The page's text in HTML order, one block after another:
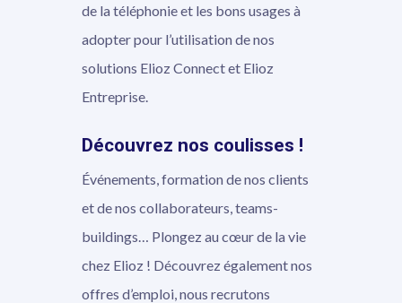
de la téléphonie et les bons usages à
adopter pour l’utilisation de nos
solutions Elioz Connect et Elioz
Entreprise.
Découvrez nos coulisses !
Événements, formation de nos clients
et de nos collaborateurs, teams-
buildings… Plongez au cœur de la vie
chez Elioz ! Découvrez également nos
offres d’emploi, nous recrutons